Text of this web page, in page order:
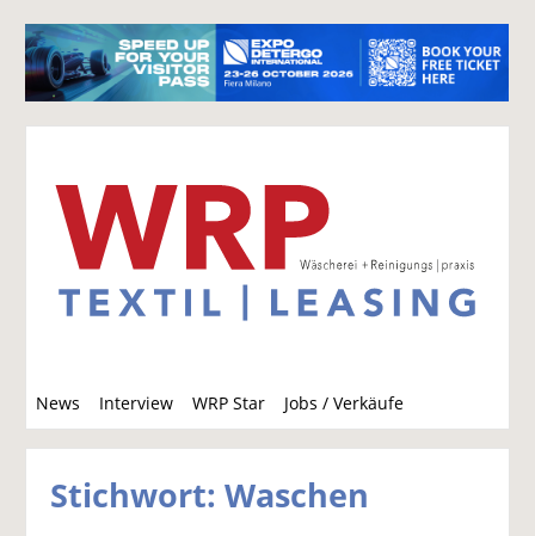
News Interview WRP Star Jobs / Verkäufe
u
c
Stichwort: Waschen